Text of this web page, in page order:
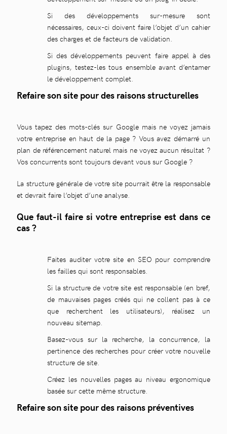
Si des développements sur-mesure sont
nécessaires, ceux-ci doivent faire l’objet d’un cahier
des charges et de facteurs de validation.
Si des développements peuvent faire appel à des
plugins, testez-les tous ensemble avant d’entamer
le développement complet.
Refaire son site pour des raisons structurelles
Vous tapez des mots-clés sur Google mais ne voyez jamais
votre entreprise en haut de la page ? Vous avez démarré un
plan de référencement naturel mais ne voyez aucun résultat ?
Vos concurrents sont toujours devant vous sur Google ?
La structure générale de votre site pourrait être la responsable
et devrait faire l’objet d’une analyse.
Que faut-il faire si votre entreprise est dans ce
cas ?
Faites auditer votre site en SEO pour comprendre
les failles qui sont responsables.
Si la structure de votre site est responsable (en bref,
de mauvaises pages créés qui ne collent pas à ce
que recherchent les utilisateurs), réalisez un
nouveau sitemap.
Basez-vous sur la recherche, la concurrence, la
pertinence des recherches pour créer votre nouvelle
structure de site.
Créez les nouvelles pages au niveau ergonomique
basée sur cette même structure.
Refaire son site pour des raisons préventives